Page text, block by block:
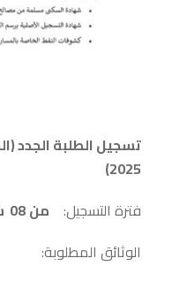
تسجيل الطلبة الجدد
2025)
فترة التسجيل: من08
الوثائق المطلوبة: